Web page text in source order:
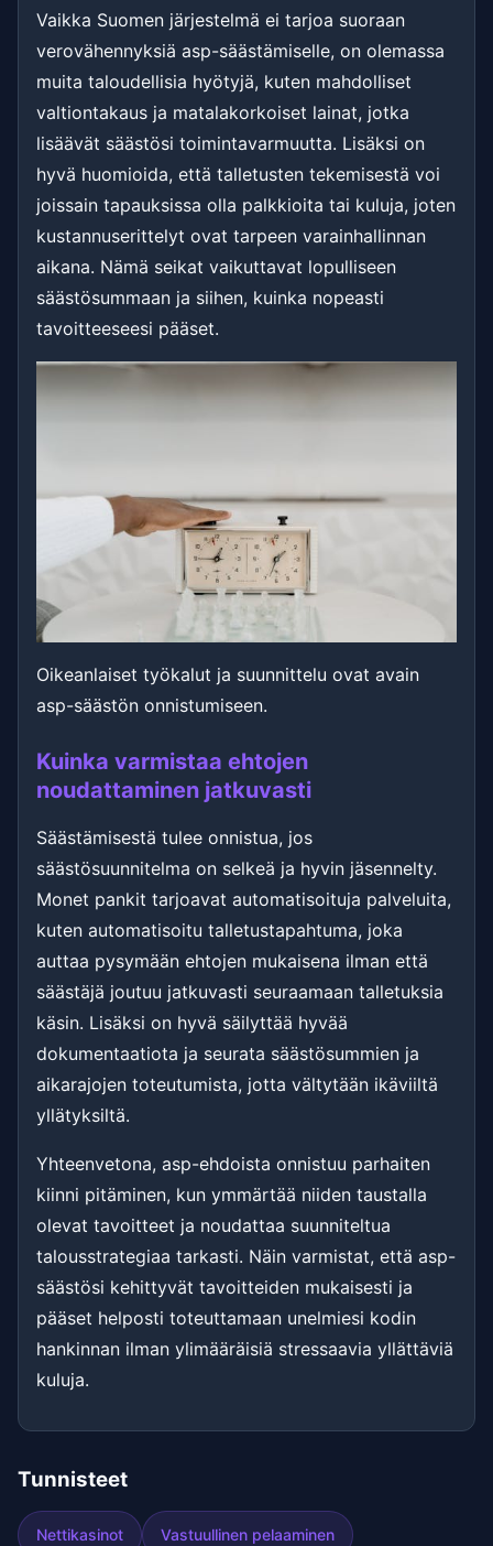
Vaikka Suomen järjestelmä ei tarjoa suoraan
verovähennyksiä asp-säästämiselle, on olemassa
muita taloudellisia hyötyjä, kuten mahdolliset
valtiontakaus ja matalakorkoiset lainat, jotka
lisäävät säästösi toimintavarmuutta. Lisäksi on
hyvä huomioida, että talletusten tekemisestä voi
joissain tapauksissa olla palkkioita tai kuluja, joten
kustannuserittelyt ovat tarpeen varainhallinnan
aikana. Nämä seikat vaikuttavat lopulliseen
säästösummaan ja siihen, kuinka nopeasti
tavoitteeseesi pääset.
Oikeanlaiset työkalut ja suunnittelu ovat avain
asp-säästön onnistumiseen.
Kuinka varmistaa ehtojen
noudattaminen jatkuvasti
Säästämisestä tulee onnistua, jos
säästösuunnitelma on selkeä ja hyvin jäsennelty.
Monet pankit tarjoavat automatisoituja palveluita,
kuten automatisoitu talletustapahtuma, joka
auttaa pysymään ehtojen mukaisena ilman että
säästäjä joutuu jatkuvasti seuraamaan talletuksia
käsin. Lisäksi on hyvä säilyttää hyvää
dokumentaatiota ja seurata säästösummien ja
aikarajojen toteutumista, jotta vältytään ikäviiltä
yllätyksiltä.
Yhteenvetona, asp-ehdoista onnistuu parhaiten
kiinni pitäminen, kun ymmärtää niiden taustalla
olevat tavoitteet ja noudattaa suunniteltua
talousstrategiaa tarkasti. Näin varmistat, että asp-
säästösi kehittyvät tavoitteiden mukaisesti ja
pääset helposti toteuttamaan unelmiesi kodin
hankinnan ilman ylimääräisiä stressaavia yllättäviä
kuluja.
Tunnisteet
Nettikasinot Vastuullinen pelaaminen